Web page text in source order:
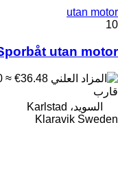
utan motor
10
utan motor
≈ €36.48
قارب
السويد، Karlstad
Klaravik Sweden